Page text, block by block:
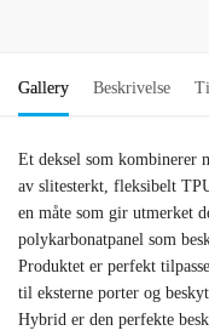
Gallery Beskrivelse
Et deksel som kombinerer
av slitesterkt, fleksibelt
en måte som gir utmerket
polykarbonatpanel som
Produktet er perfekt
til eksterne porter og
Hybrid er den perfekte